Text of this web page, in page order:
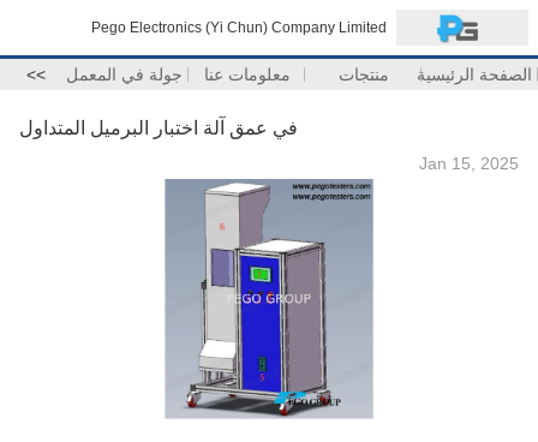
Pego Electronics (Yi Chun) Company Limited
الصفحة الرئيسية منتجات معلومات عنا جولة في المعمل >>
في عمق آلة اختبار البرميل المتداول
Jan 15, 2025